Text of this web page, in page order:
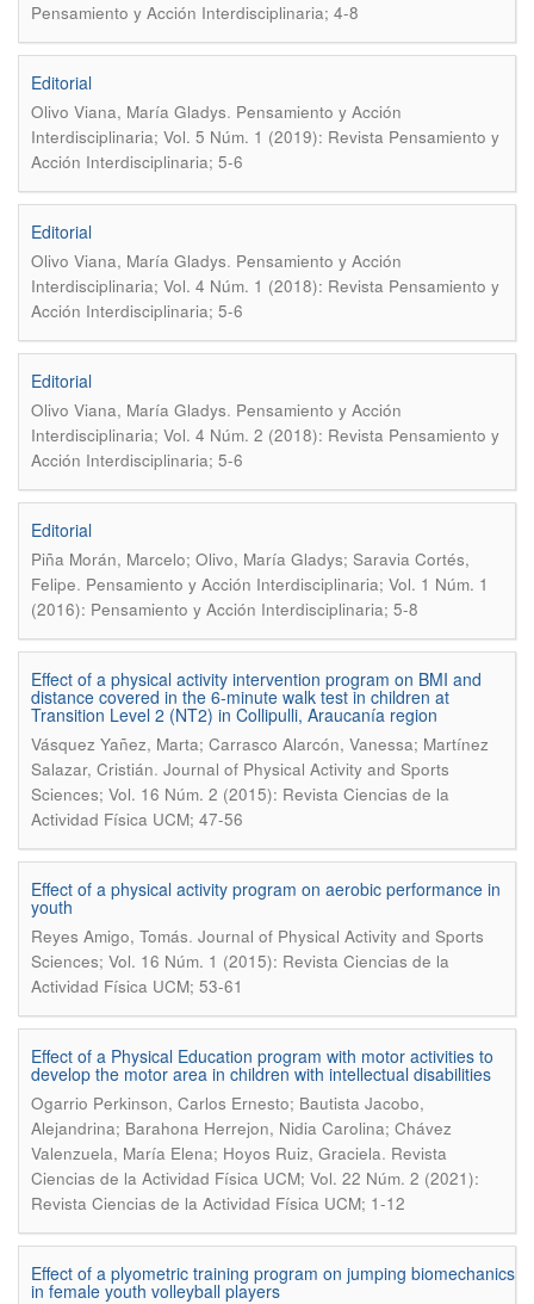
Pensamiento y Acción Interdisciplinaria; 4-8
Editorial
Olivo Viana, María Gladys. Pensamiento y Acción
Interdisciplinaria; Vol. 5 Núm. 1 (2019): Revista Pensamiento y
Acción Interdisciplinaria; 5-6
Editorial
Olivo Viana, María Gladys. Pensamiento y Acción
Interdisciplinaria; Vol. 4 Núm. 1 (2018): Revista Pensamiento y
Acción Interdisciplinaria; 5-6
Editorial
Olivo Viana, María Gladys. Pensamiento y Acción
Interdisciplinaria; Vol. 4 Núm. 2 (2018): Revista Pensamiento y
Acción Interdisciplinaria; 5-6
Editorial
Piña Morán, Marcelo; Olivo, María Gladys; Saravia Cortés,
Felipe. Pensamiento y Acción Interdisciplinaria; Vol. 1 Núm. 1
(2016): Pensamiento y Acción Interdisciplinaria; 5-8
Effect of a physical activity intervention program on BMI and
distance covered in the 6-minute walk test in children at
Transition Level 2 (NT2) in Collipulli, Araucanía region
Vásquez Yañez, Marta; Carrasco Alarcón, Vanessa; Martínez
Salazar, Cristián. Journal of Physical Activity and Sports
Sciences; Vol. 16 Núm. 2 (2015): Revista Ciencias de la
Actividad Física UCM; 47-56
Effect of a physical activity program on aerobic performance in
youth
Reyes Amigo, Tomás. Journal of Physical Activity and Sports
Sciences; Vol. 16 Núm. 1 (2015): Revista Ciencias de la
Actividad Física UCM; 53-61
Effect of a Physical Education program with motor activities to
develop the motor area in children with intellectual disabilities
Ogarrio Perkinson, Carlos Ernesto; Bautista Jacobo,
Alejandrina; Barahona Herrejon, Nidia Carolina; Chávez
Valenzuela, María Elena; Hoyos Ruiz, Graciela. Revista
Ciencias de la Actividad Física UCM; Vol. 22 Núm. 2 (2021):
Revista Ciencias de la Actividad Física UCM; 1-12
Effect of a plyometric training program on jumping biomechanics
in female youth volleyball players